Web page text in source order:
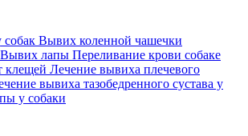
Вывих коленной чашечки
Вывих лапы Переливание крови собаке
клещей Лечение вывиха плечевого
вывиха тазобедренного сустава у
у собаки